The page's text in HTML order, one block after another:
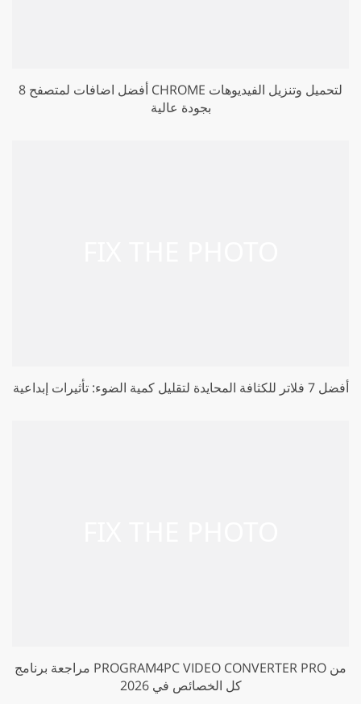
8 أفضل اضافات لمتصفح CHROME لتحميل وتنزيل الفيديوهات
بجودة عالية
أفضل 7 فلاتر للكثافة المحايدة لتقليل كمية الضوء: تأثيرات إبداعية
مراجعة برنامج PROGRAM4PC VIDEO CONVERTER PRO من
كل الخصائص في 2026